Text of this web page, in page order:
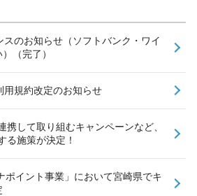
のお知らせ（ソフトバンク・ワイ
（完了）
用規約改定のお知らせ
携して取り組むキャンペーンなど、
る施策が決定！
ポイント事業」において宮崎県でキ